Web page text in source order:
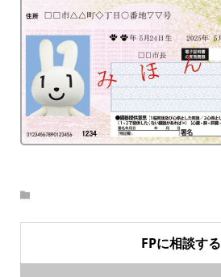
FPに相談する